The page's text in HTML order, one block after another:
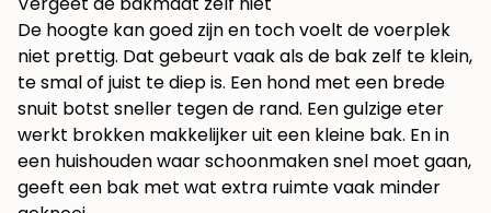
De hoogte kan goed zijn en toch voelt de voerplek
niet prettig. Dat gebeurt vaak als de bak zelf te klein,
te smal of juist te diep is. Een hond met een brede
snuit botst sneller tegen de rand. Een gulzige eter
werkt brokken makkelijker uit een kleine bak. En in
een huishouden waar schoonmaken snel moet gaan,
geeft een bak met wat extra ruimte vaak minder